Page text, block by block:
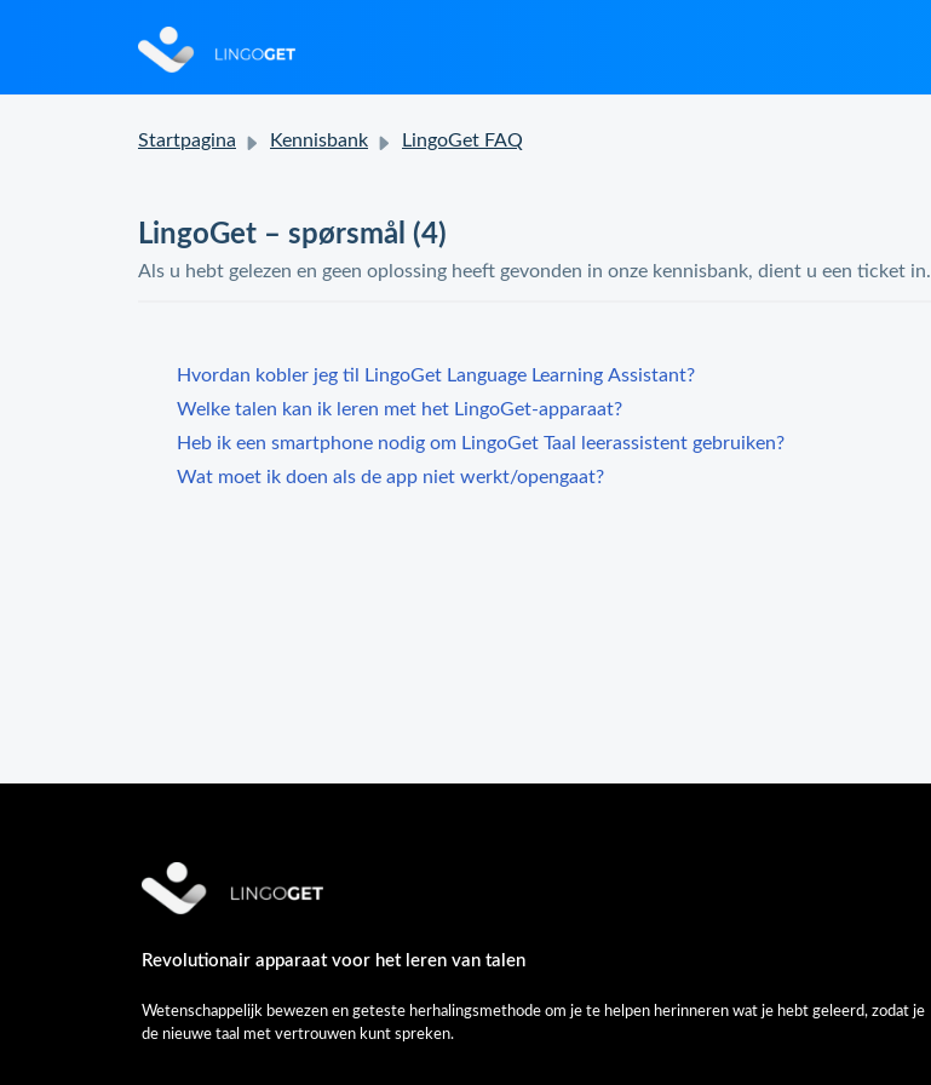
Startpagina Kennisbank LingoGet FAQ
LingoGet – spørsmål (4)
Als u hebt gelezen en geen oplossing heeft gevonden in onze kennisbank, dient u een ticket in.
Hvordan kobler jeg til LingoGet Language Learning Assistant?
Welke talen kan ik leren met het LingoGet-apparaat?
Heb ik een smartphone nodig om LingoGet Taal leerassistent gebruiken?
Wat moet ik doen als de app niet werkt/opengaat?
Revolutionair apparaat voor het leren van talen
Wetenschappelijk bewezen en geteste herhalingsmethode om je te helpen herinneren wat je hebt geleerd, zodat je
de nieuwe taal met vertrouwen kunt spreken.